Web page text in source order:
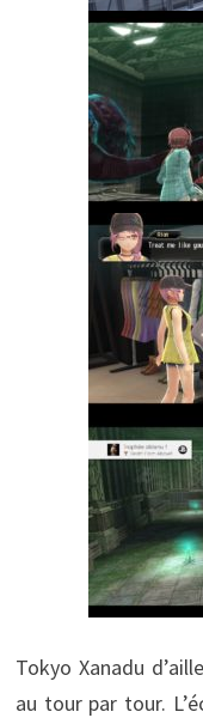
Tokyo Xanadu
au tour par tour.